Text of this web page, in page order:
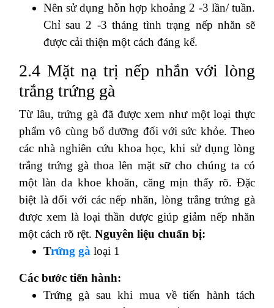
Nên sử dụng hỗn hợp khoảng 2 -3 lần/ tuần.
Chỉ sau 2 -3 tháng tình trạng nếp nhăn sẽ
được cải thiện một cách đáng kể.
2.4 Mặt nạ trị nếp nhắn với lòng
trắng trứng gà
Từ lâu, trứng gà đã được xem như một loại thực
phẩm vô cùng bổ dưỡng đối với sức khỏe. Theo
các nhà nghiên cứu khoa học, khi sử dụng lòng
trắng trứng gà thoa lên mặt sữ cho chúng ta có
một làn da khoe khoăn, căng mịn thấy rõ. Đặc
biệt là đối với các nếp nhăn, lòng trắng trứng gà
được xem là loại thần dược giúp giảm nếp nhăn
một cách rõ rệt. Nguyên liệu chuẩn bị:
Trứng gà loại 1
Các bước tiến hành:
Trứng gà sau khi mua về tiến hành tách